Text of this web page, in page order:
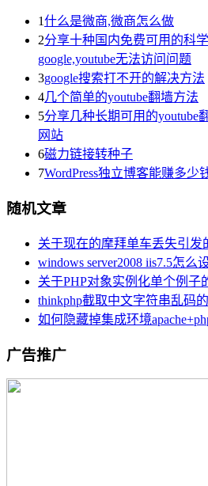
1什么是微商,微商怎么做
2分享十种国内免费可用的科
google,youtube无法访问问题
3google搜索打不开的解决方法
4几个简单的youtube翻墙方法
5分享几种长期可用的youtube
网站
6磁力链接转种子
7WordPress独立博客能赚多少
随机文章
关于现在的摩拜单车丢失引发
windows server2008 iis7.5怎么
关于PHP对象实例化单个例子
thinkphp截取中文字符串乱码
如何隐藏掉集成环境
广告推广